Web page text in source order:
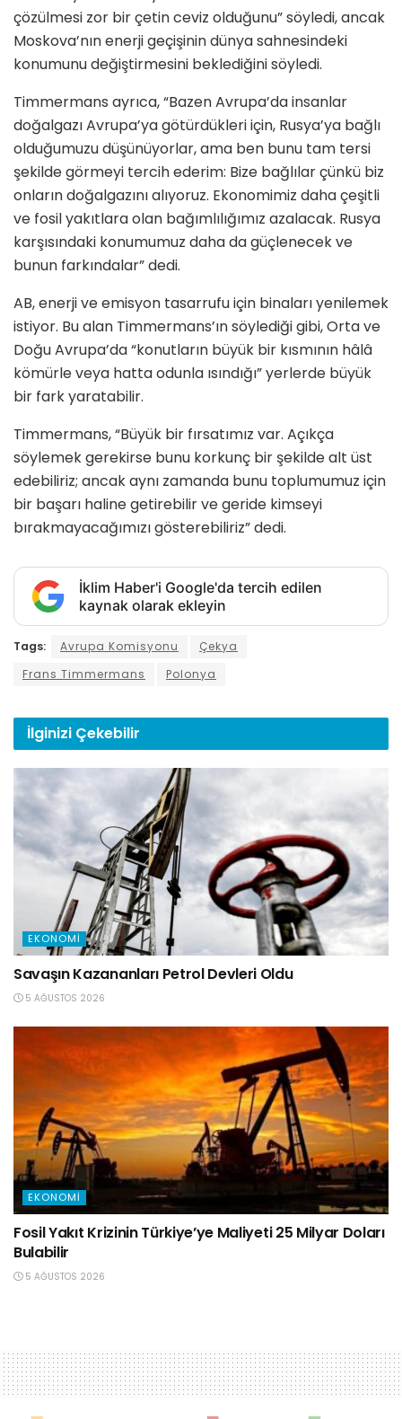
çözülmesi zor bir çetin ceviz olduğunu” söyledi, ancak
Moskova’nın enerji geçişinin dünya sahnesindeki
konumunu değiştirmesini beklediğini söyledi.
Timmermans ayrıca, “Bazen Avrupa’da insanlar
doğalgazı Avrupa’ya götürdükleri için, Rusya’ya bağlı
olduğumuzu düşünüyorlar, ama ben bunu tam tersi
şekilde görmeyi tercih ederim: Bize bağlılar çünkü biz
onların doğalgazını alıyoruz. Ekonomimiz daha çeşitli
ve fosil yakıtlara olan bağımlılığımız azalacak. Rusya
karşısındaki konumumuz daha da güçlenecek ve
bunun farkındalar” dedi.
AB, enerji ve emisyon tasarrufu için binaları yenilemek
istiyor. Bu alan Timmermans’ın söylediği gibi, Orta ve
Doğu Avrupa’da “konutların büyük bir kısmının hâlâ
kömürle veya hatta odunla ısındığı” yerlerde büyük
bir fark yaratabilir.
Timmermans, “Büyük bir fırsatımız var. Açıkça
söylemek gerekirse bunu korkunç bir şekilde alt üst
edebiliriz; ancak aynı zamanda bunu toplumumuz için
bir başarı haline getirebilir ve geride kimseyi
bırakmayacağımızı gösterebiliriz” dedi.
İklim Haber'i Google'da tercih edilen
kaynak olarak ekleyin
Tags: Avrupa Komisyonu
Çekya
Frans Timmermans
Polonya
İlginizi Çekebilir
EKONOMI
Savaşın Kazananları Petrol Devleri Oldu
5 AĞUSTOS 2026
EKONOMI
Fosil Yakıt Krizinin Türkiye’ye Maliyeti 25 Milyar Doları
Bulabilir
5 AĞUSTOS 2026